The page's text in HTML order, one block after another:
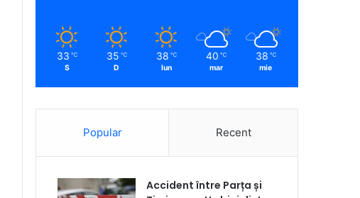
33 ℃
S
35 ℃
D
38 ℃
lun
40 ℃
mar
38 ℃
mie
Popular Recent
Accident între Parța și